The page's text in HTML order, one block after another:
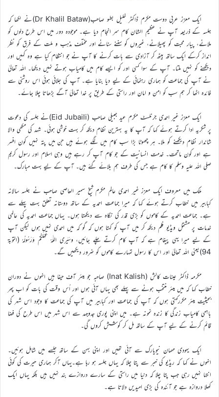
ایک معزز عربی دوست مکرم ڈاکٹر خلیل بطو صاحب(Dr Khalil Bataw)نے لکھا کہ
جلسہ کے ذریعہ آپ نے عظیم الشان کام سر انجام دیا ہے۔ موجودہ دور میں اس طرح دلوں کو
ملانے، پیار محبت کو پھیلانے، غیروں کو سننے سنانے اور مختلف مذہب و ملت کے فرق کو نظر
انداز کرکے ایک ساتھ بیٹھ کر آزادی سے بات کرنے کا آپ نے جو انتظام کیا ہے وہ کہیں اور
دیکھنے کو نہیں ملتا۔ آپ کے سوا کسی اور کو ایسے کام میں کامیاب ہوتے نہیں دیکھا۔ اللہ تعالیٰ
نے آپ کی جماعت کو ہماری رہنمائی کے لیے دیا بنایا ہے۔ آپ کی جلائی ہوئی اس روشنی سے
فائدہ اٹھا کر ہم سب کو امن و امان اور راستی کے طریق پر خدا تعالیٰ آگے بڑھاتا چلا جائے۔
ایک معزز غیر احمدی جرنلسٹ مکرم عید جبیلی صاحب (Eid Jubaili)نے جلسہ کی دعوت
پر شکریہ ادا کرتے ہوئے کہا کہ آپ کا یہ بہترین نظام دیکھ کر بہت خوشی ہوئی۔ شہد کی مکھی والا
شاندار نظام دیکھنے کو ملا۔ ہر چھوٹا بڑا سب کام میں لگے ہوئے ہیں جن میں پتہ نہیں کون افسر
ہے اور کون ماتحت۔ خدمت انسانیت کے جو کام آپ کر رہے ہیں وہی اسلام اور رسول کریم
صلی اللہ علیہ وسلم کا کام ہے جس کی طرف ہم بلائے گئے ہیں۔ آپ کے لیے بہت مبارک۔
ملک میں معروف ایک معزز غیر احمدی عالم مکرم شیخ سمیر العاصی صاحب نے جلسہ سالانہ
کبابیر میں خطاب کرتے ہوئے کہا کہ میرا جماعت احمدیہ کے ساتھ دوستانہ تعلق بہت پہلے سے
ہے۔ جماعت احمدیہ کے کاموں کو بڑی قدر کی نگاہ سے دیکھتا ہوں۔ یہاں جماعت احمدیہ کی عالمی
خدمات پر مشتمل ویڈیو فلم دیکھ کر میں آپ کو کہتا ہوں کہ گو کہ میں احمدی نہیں ہوں لیکن آپ
کے لیے میرا یہی پیغام ہے کہ آپ کام کرتے چلے جائیں، وسَيَرى اللَّهُ عَمَلَكُمْ وَرَسُولُهُ (التوبة
94)یعنی اللہ تعالیٰ اور اس کا رسول تمہارے کاموں کو ضرور دیکھیں گے۔
مکرمہ ڈاکٹر عینات کالش (Inat Kalish) صاحبہ جو میئر آف حیفا ہیں انہوں نے دوران
خطاب کہا کہ میں میئر منتخب ہونے سے پہلے بھی یہاں آئی ہوں اور اُس وقت کی بات کو اب پھر
بحیثیت میئر مکررکہتی ہوں کہ آپ کی جماعت اور کبابیر میں آپ کی جماعت کا وجود اس شہر کی
باہمی کامیاب زندگی کا زندہ نمونہ ہے۔ میں اپنی پوری جدوجہد سے اس شہر میں اس طرح کی فضا
قائم کرنے کے لیے آپ کے ساتھ مل کر کوشش کروں گی۔
ایک یہودی مہمان نیویارک سے آئی تھیں اور اپنی بہن کے ساتھ جلسے میں شامل ہوئیں۔
انہوں نے کہا کہ ریڈیو کی خبر سے پتا چلا کہ یہاں جلسہ ہو رہا ہے۔یہاں آکر ہماری حیرت کی کوئی
انتہا نہیں رہی جب پتا چلا کہ دنیا میں راستی کے سارے دروازے بند نہیں ہیں بلکہ یہاں ایک
کھلا دروازہ ہے جو آئندہ کی بڑی امیدیں دلاتا ہے۔